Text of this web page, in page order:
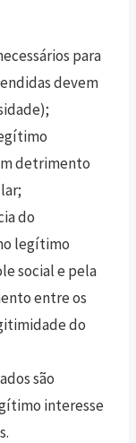
para
devem
detrimento
do
legítimo
social e pela
entre os
do
são
interesse